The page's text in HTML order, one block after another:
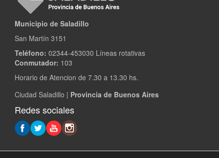
Municipio de Saladillo
San Martín 3151
Teléfono: 02344-453030 Líneas rotativas
Conmutador: 103
Horario de Atencion de 7.30 a 13.30 hs.
Ciudad Saladillo | Provincia de Buenos Aires
Redes sociales